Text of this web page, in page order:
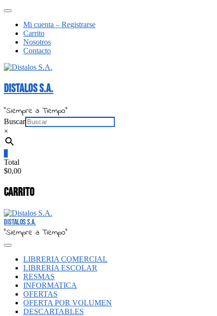
Saltar
contenido
Menú
barra
superior
Mi cuenta – Registrarse
Carrito
Nosotros
Contacto
Distalos S.A.
"Siempre a Tiempo"
Buscar
×
Total
$0,00
Carrito
Distalos S.A.
"Siempre a Tiempo"
LIBRERIA COMERCIAL
LIBRERIA ESCOLAR
RESMAS
INFORMATICA
OFERTAS
OFERTA POR VOLUMEN
DESCARTABLES